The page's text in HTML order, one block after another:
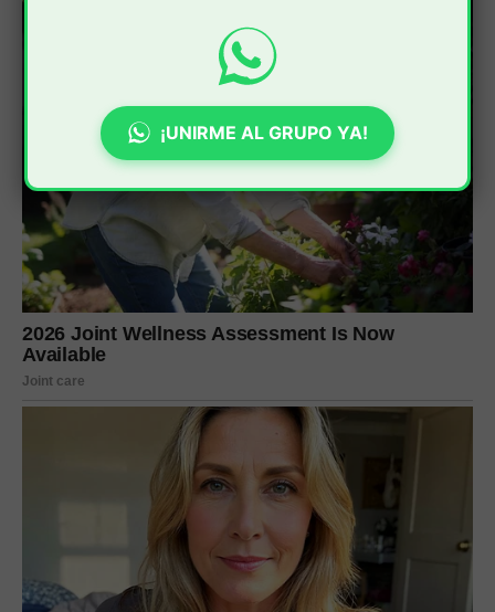
¡UNIRME AL GRUPO YA!